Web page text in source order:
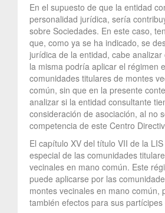
En el supuesto de que la entidad
personalidad jurídica, sería
sobre Sociedades. En este caso,
que, como ya se ha indicado, se
jurídica de la entidad, cabe
la misma podría aplicar el régimen
comunidades titulares de montes
común, sin que en la presente
analizar si la entidad consultante
consideración de asociación, al no
competencia de este Centro
El capítulo XV del título VII de la
especial de las comunidades
vecinales en mano común. Este
puede aplicarse por las
montes vecinales en mano común,
también efectos para sus